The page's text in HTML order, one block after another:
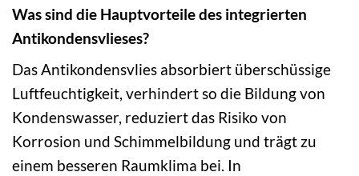
Was sind die Hauptvorteile des integrierten
Antikondensvlieses?
Das Antikondensvlies absorbiert überschüssige
Luftfeuchtigkeit, verhindert so die Bildung von
Kondenswasser, reduziert das Risiko von
Korrosion und Schimmelbildung und trägt zu
einem besseren Raumklima bei. In